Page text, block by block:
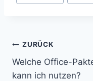
ZURÜCK
Welche Office-
kann ich nutzen?